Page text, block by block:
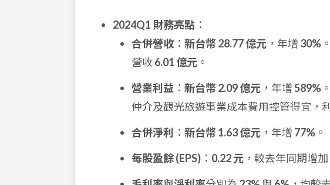
2024Q1 財務亮點 ：
合併營收 ： 新台幣 28.77 億元 ，年增 30%
營收6.01 億元 。
營業利益 ： 新台幣 2.09 億元 ，年增589%
仲介及觀光旅遊事業成本費用控管得宜，
合併淨利
： 新台幣 1.63 億元 ，年增 77% 。
每股盈餘 (EPS) ： 0.22 元 ，較去年同期增加